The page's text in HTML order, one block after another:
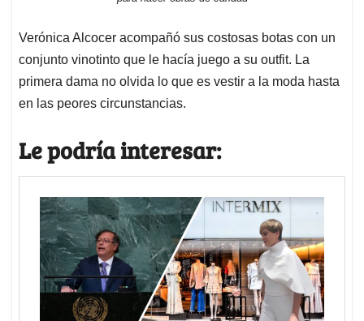
Verónica Alcocer acompañó sus costosas botas con un
conjunto vinotinto que le hacía juego a su outfit. La
primera dama no olvida lo que es vestir a la moda hasta
en las peores circunstancias.
Le podría interesar: